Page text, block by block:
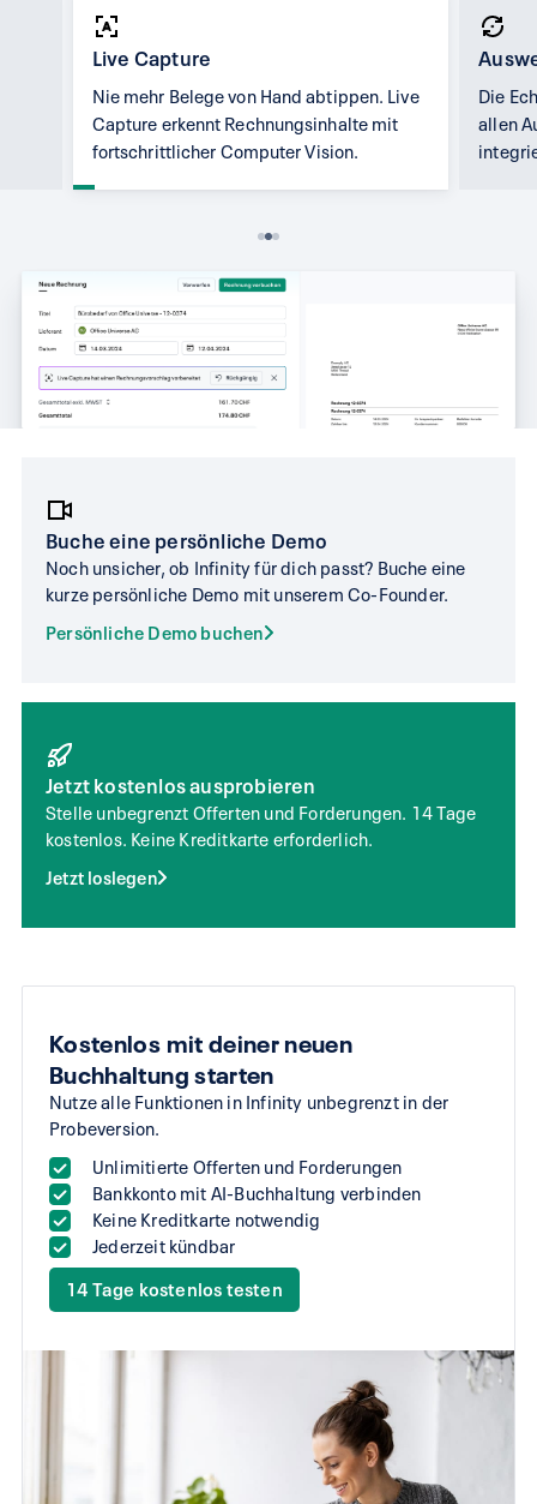
Live Capture
Nie mehr Belege von Hand abtippen. Live
Capture erkennt Rechnungsinhalte mit
fortschrittlicher Computer Vision.
Die
allen
Buche eine persönliche Demo
Noch unsicher, ob Infinity für dich passt? Buche eine
kurze persönliche Demo mit unserem Co-Founder.
Persönliche Demo buchen
Jetzt kostenlos ausprobieren
Stelle unbegrenzt Offerten und Forderungen. 14 Tage
kostenlos. Keine Kreditkarte erforderlich.
Jetzt loslegen
Kostenlos mit deiner neuen
Buchhaltung starten
Nutze alle Funktionen in Infinity unbegrenzt in der
Probeversion.
Unlimitierte Offerten und Forderungen
Bankkonto mit AI-Buchhaltung verbinden
Keine Kreditkarte notwendig
Jederzeit kündbar
14 Tage kostenlos testen